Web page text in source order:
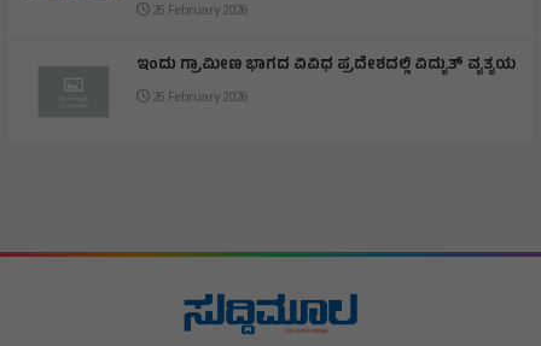
26 February 2026
ಇಂದು ಗ್ರಾಮೀಣ ಭಾಗದ ವಿವಿಧ ಪ್ರದೇಶದಲ್ಲಿ ವಿದ್ಯುತ್ ವ್ಯತ್ಯಯ
26 February 2026